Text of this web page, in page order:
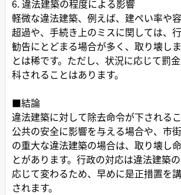
6. 違法建築の程度による影響
軽微な違法建築、例えば、建ぺい率や
超過や、手続き上のミスに関しては、
勧告にとどまる場合が多く、取り壊し
とは稀です。ただし、状況に応じて罰
科されることはあります。
■結論
違法建築に対して除去命令が下されるこ
公共の安全に影響を与える場合や、市
の重大な違法建築の場合は、取り壊し
とがあります。行政の対応は違法建築
応じて変わるため、早めに是正措置を
されます。